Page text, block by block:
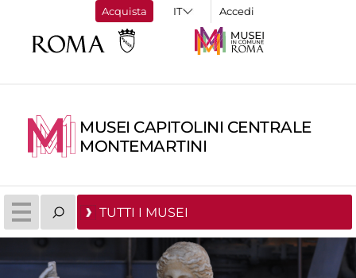
Acquista Accedi
MUSEI CAPITOLINI CENTRALE
MONTEMARTINI
TUTTI I MUSEI